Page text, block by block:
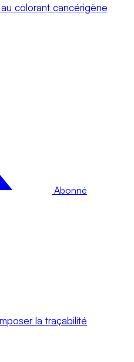
colorant cancérigène
Abonné
la traçabilité